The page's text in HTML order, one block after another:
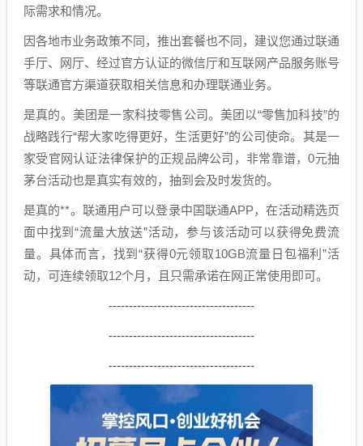
际需求和情况。
因各地市业务政策不同，推出套餐也不同，建议您通过联通
手厅、网厅、经过官方认证的微信厅和互联网产品服务账号
等联通官方渠道获取相关信息和办理联通业务。
是真的。美团是一家科技零售公司。美团以“零售加科技”的
战略践行“帮大家吃得更好，生活更好”的公司使命。其是一
家受官网认证法律保护的正规品牌公司，非常靠谱，0元抽
茅台活动也是真实有效的，抽到会及时发货的。
是真的**。联通用户可以登录中国联通APP，在活动精选页
面中找到“流量大放送”活动，参与该活动可以获得免费流
量。具体而言，找到“获得0元领取10GB流量日包福利”活
动，可连续领取12个月，且只需承诺在网正常使用即可。
------------------------------------
------------------------------------
------------------------------------